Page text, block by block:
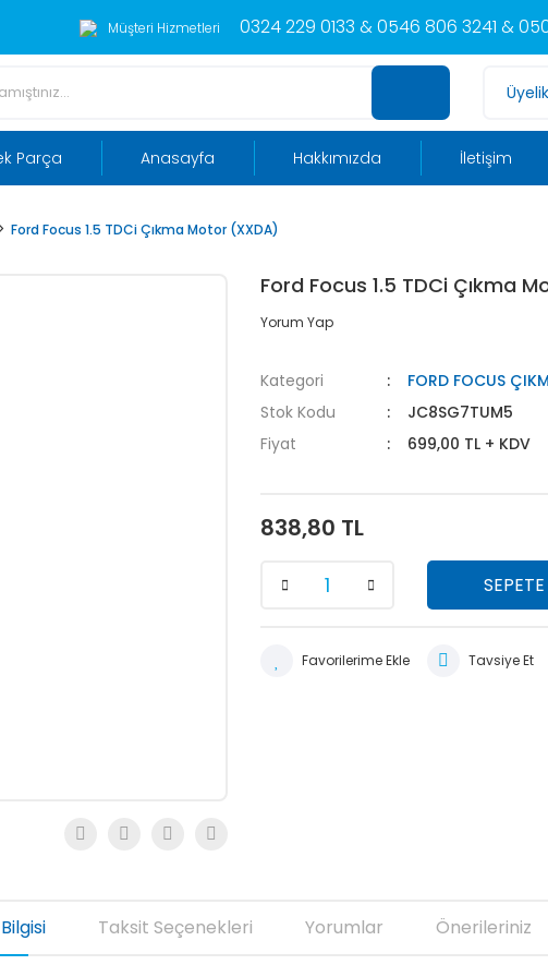
Müşteri Hizmetleri 0324 229 0133 & 0546 806 3241 &
Üyelik
Parça Anasayfa Hakkımızda İletişim
Ford Focus 1.5 TDCi Çıkma Motor (XXDA)
Ford Focus 1.5 TDCi Çıkma
Yorum Yap
Kategori
FORD FOCUS
Stok Kodu
JC8SG7TUM5
Fiyat
699,00 TL + KDV
838,80 TL
Tavsiye Et
Taksit Seçenekleri Yorumlar Önerileriniz